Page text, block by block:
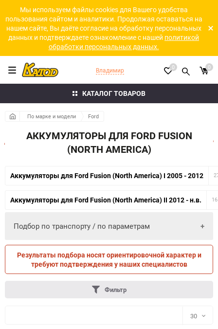
Мы используем файлы cookies для Вашего удобства
пользования сайтом и аналитики. Продолжая оставаться на
нашем сайте, Вы даёте согласие на обработку персональных
данных и подтверждаете ознакомление с нашей политикой
обработки персональных данных.
КАТАЛОГ ТОВАРОВ
Владимир 0 0
По марке и модели Ford
АККУМУЛЯТОРЫ ДЛЯ FORD FUSION
(NORTH AMERICA)
Аккумуляторы для Ford Fusion (North America) I 2005 - 2012
Аккумуляторы для Ford Fusion (North America) II 2012 - н.в.
Подбор по транспорту / по параметрам
ПО ТРАНСПОРТУ ПО ПАРАМЕТРАМ
Результаты подбора носят ориентировочной характер и
требуют подтверждения у наших специалистов
Фильтр
30